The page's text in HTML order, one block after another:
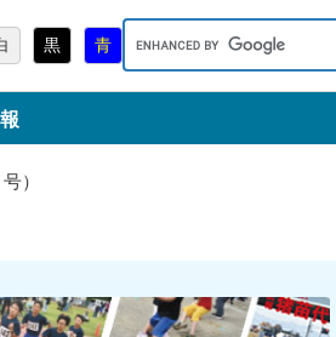
黒 青
ワ
ド
）